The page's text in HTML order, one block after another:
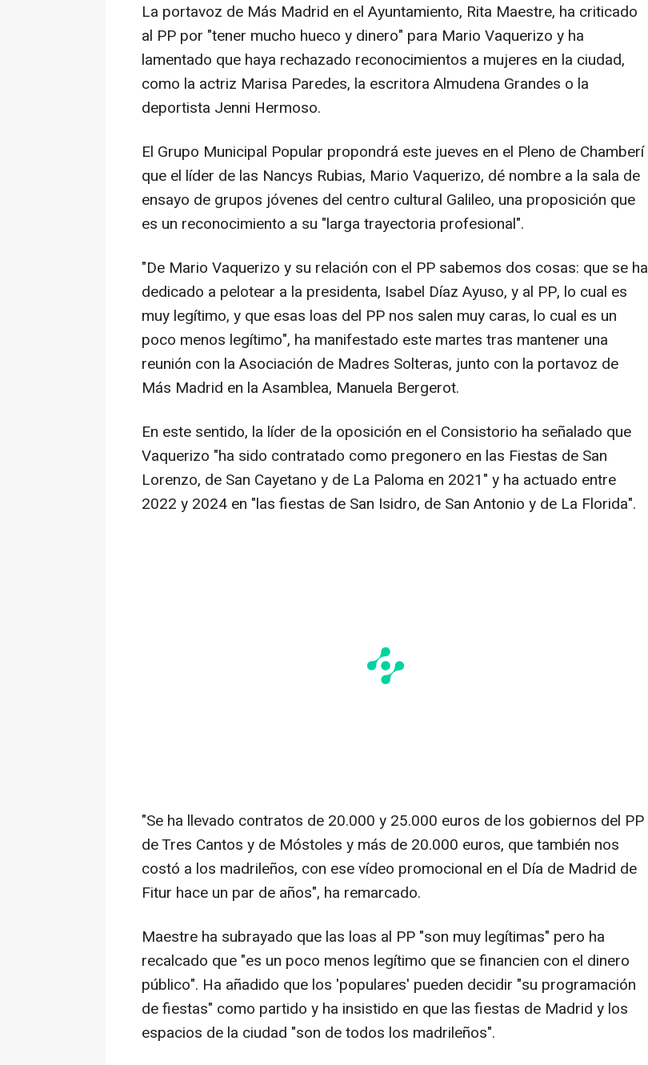
La portavoz de Más Madrid en el Ayuntamiento, Rita Maestre, ha criticado
al PP por "tener mucho hueco y dinero" para Mario Vaquerizo y ha
lamentado que haya rechazado reconocimientos a mujeres en la ciudad,
como la actriz Marisa Paredes, la escritora Almudena Grandes o la
deportista Jenni Hermoso.
El Grupo Municipal Popular propondrá este jueves en el Pleno de Chamberí
que el líder de las Nancys Rubias, Mario Vaquerizo, dé nombre a la sala de
ensayo de grupos jóvenes del centro cultural Galileo, una proposición que
es un reconocimiento a su "larga trayectoria profesional".
"De Mario Vaquerizo y su relación con el PP sabemos dos cosas: que se ha
dedicado a pelotear a la presidenta, Isabel Díaz Ayuso, y al PP, lo cual es
muy legítimo, y que esas loas del PP nos salen muy caras, lo cual es un
poco menos legítimo", ha manifestado este martes tras mantener una
reunión con la Asociación de Madres Solteras, junto con la portavoz de
Más Madrid en la Asamblea, Manuela Bergerot.
En este sentido, la líder de la oposición en el Consistorio ha señalado que
Vaquerizo "ha sido contratado como pregonero en las Fiestas de San
Lorenzo, de San Cayetano y de La Paloma en 2021" y ha actuado entre
2022 y 2024 en "las fiestas de San Isidro, de San Antonio y de La Florida".
"Se ha llevado contratos de 20.000 y 25.000 euros de los gobiernos del PP
de Tres Cantos y de Móstoles y más de 20.000 euros, que también nos
costó a los madrileños, con ese vídeo promocional en el Día de Madrid de
Fitur hace un par de años", ha remarcado.
Maestre ha subrayado que las loas al PP "son muy legítimas" pero ha
recalcado que "es un poco menos legítimo que se financien con el dinero
público". Ha añadido que los 'populares' pueden decidir "su programación
de fiestas" como partido y ha insistido en que las fiestas de Madrid y los
espacios de la ciudad "son de todos los madrileños".